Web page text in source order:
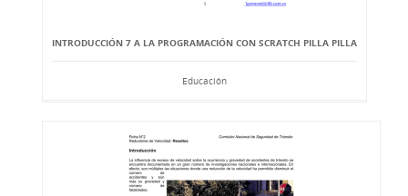
INTRODUCCIÓN 7 A LA PROGRAMACIÓN CON SCRATCH PILLA PILLA
Educación